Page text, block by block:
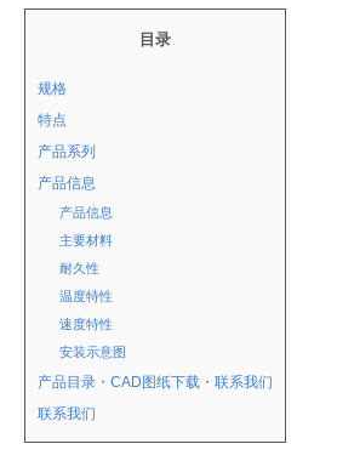
目录
规格
特点
产品系列
产品信息
产品信息
主要材料
耐久性
温度特性
速度特性
安装示意图
产品目录・CAD图纸下载・联系我们
联系我们